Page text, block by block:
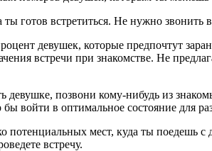
ты готов встретиться. Не нужно звонить
девушек, которые предпочтут
встречи при знакомстве. Не
девушке, позвони кому-нибудь из
бы войти в оптимальное состояние для
потенциальных мест, куда ты поедешь с
встречу.